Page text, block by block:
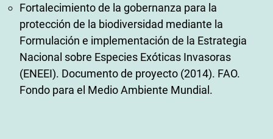
Fortalecimiento de la gobernanza para la
protección de la biodiversidad mediante la
Formulación e implementación de la Estrategia
Nacional sobre Especies Exóticas Invasoras
(ENEEI). Documento de proyecto (2014). FAO.
Fondo para el Medio Ambiente Mundial.